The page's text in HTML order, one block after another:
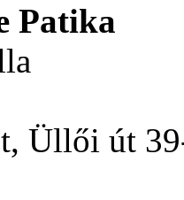
Patika
Üllői út